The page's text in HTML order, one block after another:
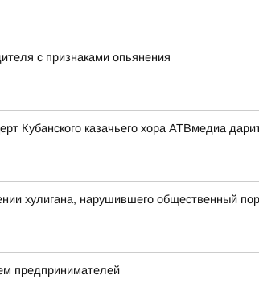
с признаками опьянения
казачьего хора АТВмедиа
хулигана, нарушившего общественный
предпринимателей